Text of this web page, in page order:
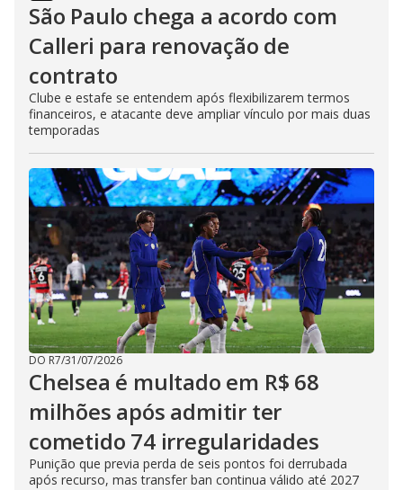
São Paulo chega a acordo com
Calleri para renovação de
contrato
Clube e estafe se entendem após flexibilizarem termos
financeiros, e atacante deve ampliar vínculo por mais duas
temporadas
DO R7/31/07/2026
Chelsea é multado em R$ 68
milhões após admitir ter
cometido 74 irregularidades
Punição que previa perda de seis pontos foi derrubada
após recurso, mas transfer ban continua válido até 2027